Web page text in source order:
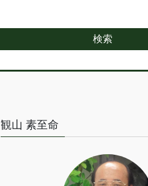
観山 素至命